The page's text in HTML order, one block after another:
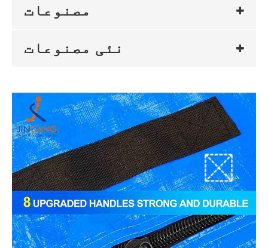
مصنوعات
نئی مصنوعات